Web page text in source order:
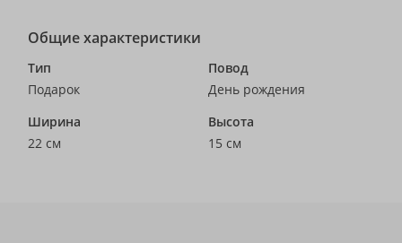
Общие характеристики
Тип
Подарок
Повод
День рождения
Ширина
22 см
Высота
15 см